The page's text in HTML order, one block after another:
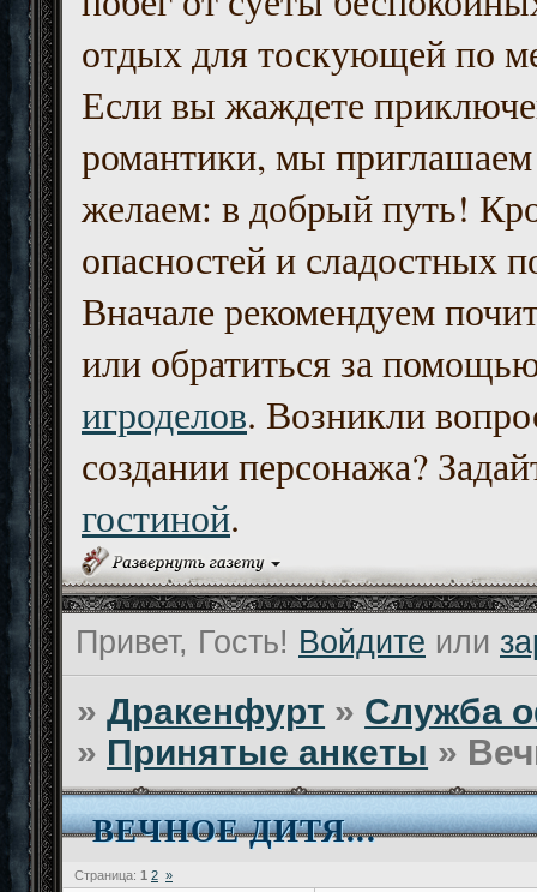
отдых для тоскующей по
Если вы жаждете
романтики, мы приглашаем
желаем: в добрый путь!
опасностей и сладостных
Вначале рекомендуем
или обратиться за
игроделов. Возникли
создании персонажа?
гостиной.
Привет, Гость! Войдите или
»Дракенфурт » Служба
» Принятые анкеты »
ВЕЧНОЕ ДИТЯ...
Страница: 1 2 »